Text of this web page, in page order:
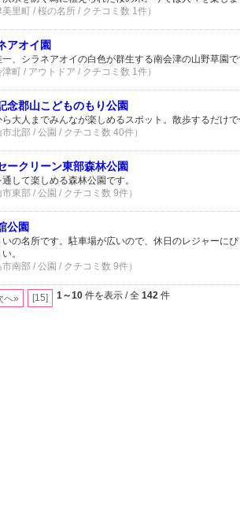
美里町 / 桜の名所 / クチコミ数 1件）
アオイ園
一、シラネアオイの白色が群生する南会津の山野草園
津町 / アウトドア / クチコミ数 1件）
念郡山こどものもり公園
ら大人までみんなが楽しめるスポット。散歩するだけ
市北部 / 公園 / クチコミ数 40件）
ークリーン東部森林公園
通して楽しめる森林公園です。
市東部 / 公園 / クチコミ数 9件）
公園
いの名所です。駐車場が広いので、休日のレジャーに
。
市南部 / 公園 / クチコミ数 9件）
へ» [15] 1～10 件を表示 / 全 142 件